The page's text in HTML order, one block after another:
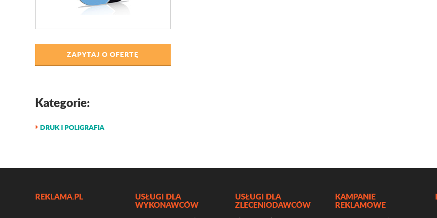
ZAPYTAJ O OFERTĘ
Kategorie:
DRUK I POLIGRAFIA
REKLAMA.PL USŁUGI DLA
WYKONAWCÓW
USŁUGI DLA
ZLECENIODAWCÓW
KAMPANIE
REKLAMOWE